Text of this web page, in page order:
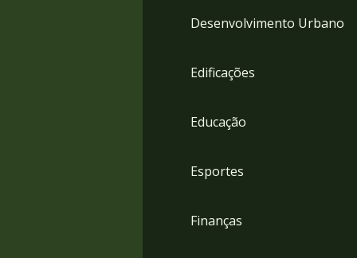
Desenvolvimento Urbano
Edificações
Educação
Esportes
Finanças